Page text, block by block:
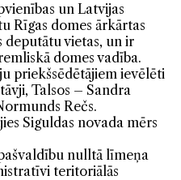
un Latvijas
Rīgas domes ārkārtas
deputātu vietas, un ir
domes vadība.
priekšsēdētājiem ievēlēti
Talsos – Sandra
Rečs.
Siguldas novada mērs
nulltā līmeņa
teritoriālās